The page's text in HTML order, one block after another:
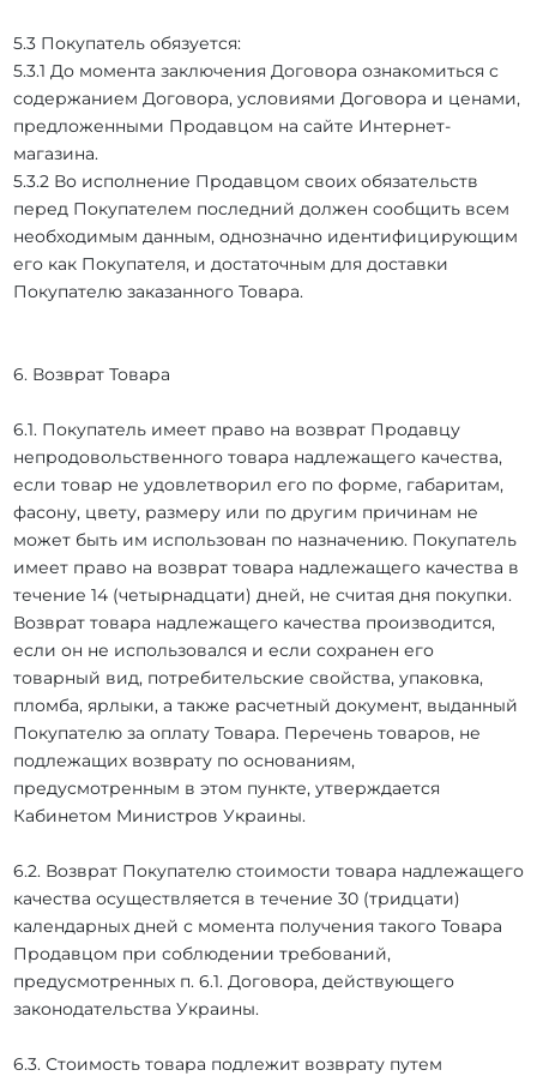
5.3 Покупатель обязуется:
5.3.1 До момента заключения Договора ознакомиться с
содержанием Договора, условиями Договора и ценами,
предложенными Продавцом на сайте Интернет-
магазина.
5.3.2 Во исполнение Продавцом своих обязательств
перед Покупателем последний должен сообщить всем
необходимым данным, однозначно идентифицирующим
его как Покупателя, и достаточным для доставки
Покупателю заказанного Товара.
6. Возврат Товара
6.1. Покупатель имеет право на возврат Продавцу
непродовольственного товара надлежащего качества,
если товар не удовлетворил его по форме, габаритам,
фасону, цвету, размеру или по другим причинам не
может быть им использован по назначению. Покупатель
имеет право на возврат товара надлежащего качества в
течение 14 (четырнадцати) дней, не считая дня покупки.
Возврат товара надлежащего качества производится,
если он не использовался и если сохранен его
товарный вид, потребительские свойства, упаковка,
пломба, ярлыки, а также расчетный документ, выданный
Покупателю за оплату Товара. Перечень товаров, не
подлежащих возврату по основаниям,
предусмотренным в этом пункте, утверждается
Кабинетом Министров Украины.
6.2. Возврат Покупателю стоимости товара надлежащего
качества осуществляется в течение 30 (тридцати)
календарных дней с момента получения такого Товара
Продавцом при соблюдении требований,
предусмотренных п. 6.1. Договора, действующего
законодательства Украины.
6.3. Стоимость товара подлежит возврату путем